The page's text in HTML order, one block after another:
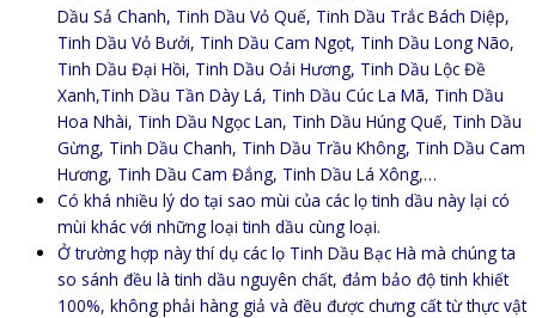
Dầu Sả Chanh, Tinh Dầu Vỏ Quế, Tinh Dầu Trắc Bách Diệp,
Tinh Dầu Vỏ Bưởi, Tinh Dầu Cam Ngọt, Tinh Dầu Long Não,
Tinh Dầu Đại Hồi, Tinh Dầu Oải Hương, Tinh Dầu Lộc Đề
Xanh,Tinh Dầu Tần Dày Lá, Tinh Dầu Cúc La Mã, Tinh Dầu
Hoa Nhài, Tinh Dầu Ngọc Lan, Tinh Dầu Húng Quế, Tinh Dầu
Gừng, Tinh Dầu Chanh, Tinh Dầu Trầu Không, Tinh Dầu Cam
Hương, Tinh Dầu Cam Đắng, Tinh Dầu Lá Xông,…
Có khá nhiều lý do tại sao mùi của các lọ tinh dầu này lại có
mùi khác với những loại tinh dầu cùng loại.
Ở trường hợp này thí dụ các lọ Tinh Dầu Bạc Hà mà chúng ta
so sánh đều là tinh dầu nguyên chất, đảm bảo độ tinh khiết
100%, không phải hàng giả và đều được chưng cất từ thực vật